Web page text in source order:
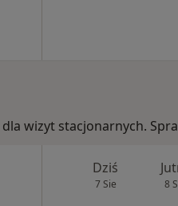
wizyt stacjonarnych.
Dziś
7 Sie 8